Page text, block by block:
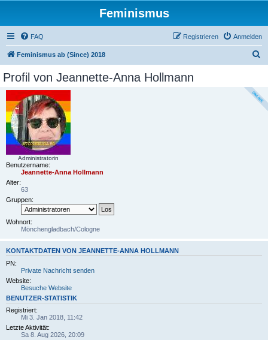
Feminismus
FAQ Anmelden
Registrieren
Feminismus ab (Since) 2018
h
Profil von Jeannette-Anna Hollmann
Administratorin
Benutzername:
Jeannette-Anna Hollmann
Alter:
63
Gruppen:
Wohnort:
Mönchengladbach/Cologne
KONTAKTDATEN VON JEANNETTE-ANNA HOLLMANN
PN:
Private Nachricht senden
Website:
Besuche Website
BENUTZER-STATISTIK
Registriert:
Mi 3. Jan 2018, 11:42
Letzte Aktivität:
Sa 8. Aug 2026, 20:09